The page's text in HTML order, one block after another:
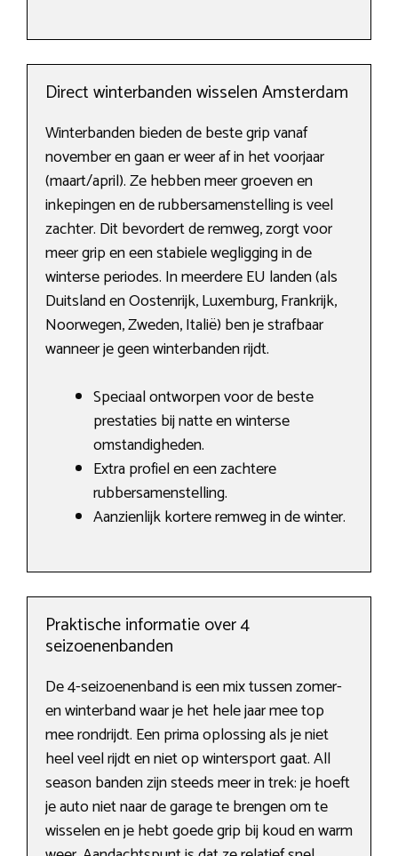
Direct winterbanden wisselen Amsterdam
Winterbanden bieden de beste grip vanaf
november en gaan er weer af in het voorjaar
(maart/april). Ze hebben meer groeven en
inkepingen en de rubbersamenstelling is veel
zachter. Dit bevordert de remweg, zorgt voor
meer grip en een stabiele wegligging in de
winterse periodes. In meerdere EU landen (als
Duitsland en Oostenrijk, Luxemburg, Frankrijk,
Noorwegen, Zweden, Italië) ben je strafbaar
wanneer je geen winterbanden rijdt.
Speciaal ontworpen voor de beste
prestaties bij natte en winterse
omstandigheden.
Extra profiel en een zachtere
rubbersamenstelling.
Aanzienlijk kortere remweg in de winter.
Praktische informatie over 4
seizoenenbanden
De 4-seizoenenband is een mix tussen zomer-
en winterband waar je het hele jaar mee top
mee rondrijdt. Een prima oplossing als je niet
heel veel rijdt en niet op wintersport gaat. All
season banden zijn steeds meer in trek: je hoeft
je auto niet naar de garage te brengen om te
wisselen en je hebt goede grip bij koud en warm